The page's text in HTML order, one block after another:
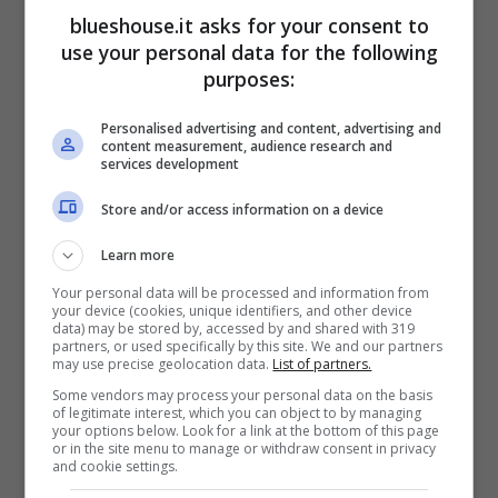
commenti
solitamente, sono pieni zeppi di complimenti
e traboccanti d’ammirazione. Ma sotto
l’ultima pubblicazione di Scuccia, in realtà,
hanno fatto capolinoanche parecchie
frecciatineindirizzate alla coach di “Io Canto
Generation”.
blueshouse.it asks for your consent to
use your personal data for the following
purposes:
Personalised advertising and content, advertising and
content measurement, audience research and
services development
Store and/or access information on a device
Learn more
Your personal data will be processed and information from
your device (cookies, unique identifiers, and other device
data) may be stored by, accessed by and shared with 319
partners, or used specifically by this site. We and our partners
may use precise geolocation data. List of partners.
Some vendors may process your personal data on the basis
of legitimate interest, which you can object to by managing
your options below. Look for a link at the bottom of this page
or in the site menu to manage or withdraw consent in privacy
and cookie settings.